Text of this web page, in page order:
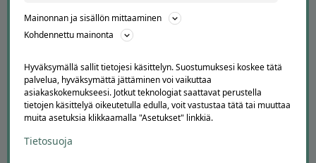
APUA JA NEUVOJA
Peruuta tilaus
Asiakaspalvelu
Kuinka Offerilla toimii
Suosittele Offerillaa
Mainonnan ja sisällön mittaaminen
Kohdennettu mainonta
Hyväksymällä sallit tietojesi käsittelyn. Suostumuksesi koskee tätä
palvelua, hyväksymättä jättäminen voi vaikuttaa
asiakaskokemukseesi. Jotkut teknologiat saattavat perustella
tietojen käsittelyä oikeutetulla edulla, voit vastustaa tätä tai muuttaa
muita asetuksia klikkaamalla "Asetukset" linkkiä.
Tietosuoja